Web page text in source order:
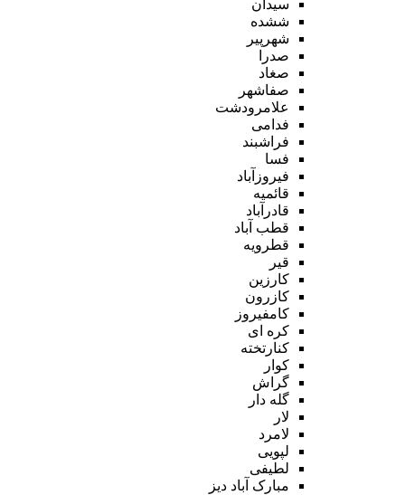
سیدان
ششده
شهرپیر
صدرا
صغاد
صفاشهر
علامرودشت
فدامی
فراشبند
فسا
فیروزآباد
قائمیه
قادرآباد
قطب آباد
قطرویه
قیر
کارزین
کازرون
کامفیروز
کره ای
کنارتخته
کوار
گراش
گله دار
لار
لامرد
لپویی
لطیفی
مبارک آباد دیز